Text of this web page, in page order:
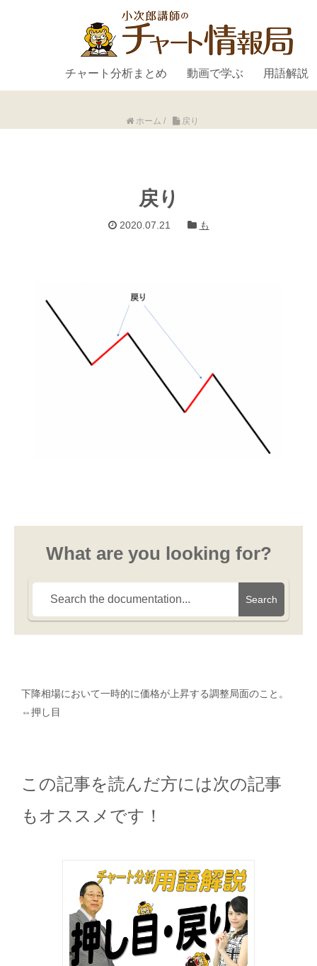
チャート分析まとめ 動画で学ぶ 用語解説
ホーム / 戻り
戻り
2020.07.21 も
What are you looking for?
Search
下降相場において一時的に価格が上昇する調整局面のこと。
⇔押し目
この記事を読んだ方には次の記事
もオススメです！